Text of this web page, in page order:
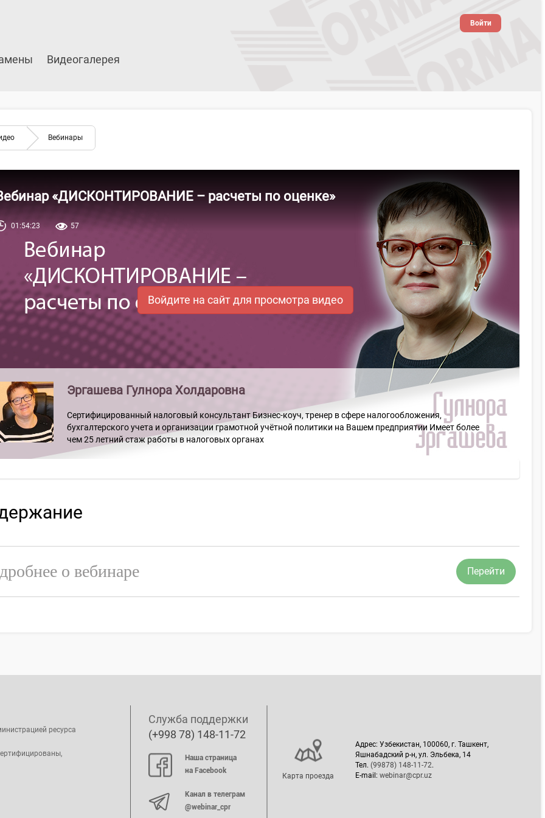
Видеогалерея
Войти
Вебинары
«ДИСКОНТИРОВАНИЕ – расчеты по оценке»
01:54:23 57
Войдите на сайт для просмотра видео
Эргашева Гулнора Холдаровна
Сертифицированный налоговый консультант Бизнес-коуч, тренер в сфере налогообложения,
бухгалтерского учета и организации грамотной учётной политики на Вашем предприятии Имеет более
чем 25 летний стаж работы в налоговых органах
о вебинаре Перейти
ресурса
Служба поддержки
(+998 78) 148-11-72
Наша страница
на Facebook
Канал в телеграм
@webinar_cpr
Карта проезда
Адрес: Узбекистан, 100060, г. Ташкент,
Яшнабадский р-н, ул. Эльбека, 14
Тел. (99878) 148-11-72.
E-mail: webinar@cpr.uz